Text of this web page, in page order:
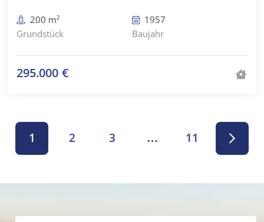
200 m²
Grundstück
1957
Baujahr
295.000 €
1 2 3 … 11